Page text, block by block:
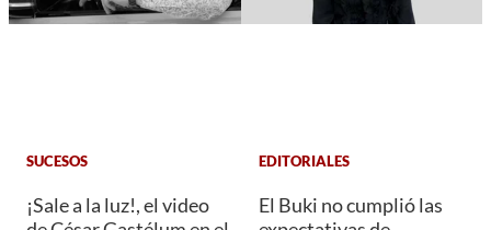
SUCESOS
¡Sale a la luz!, el video
EDITORIALES
El Buki no cumplió las